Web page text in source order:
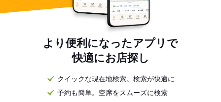
より便利になったアプリで
快適にお店探し
クイックな現在地検索。検索が快適に
予約も簡単。空席をスムーズに検索